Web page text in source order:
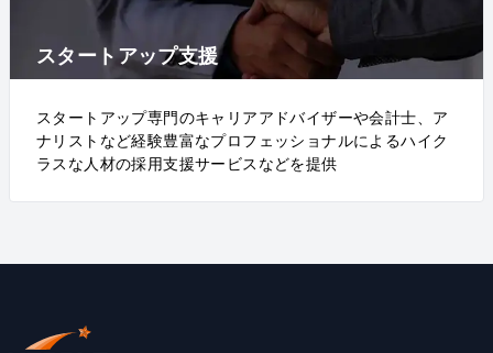
スタートアップ支援
スタートアップ専門のキャリアアドバイザーや会計士、ア
ナリストなど経験豊富なプロフェッショナルによるハイク
ラスな人材の採用支援サービスなどを提供